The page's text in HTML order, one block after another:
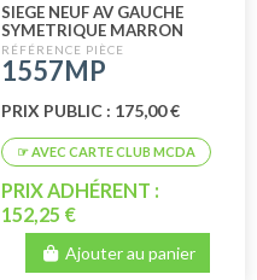
SIEGE NEUF AV GAUCHE
SYMETRIQUE MARRON
PERFORE
1557MP
PRIX PUBLIC : 175,00 €
PRIX ADHÉRENT :
152,25 €
Ajouter au panier